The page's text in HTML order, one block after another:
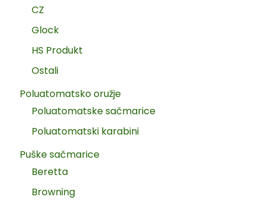
CZ
Glock
HS Produkt
Ostali
Poluatomatsko oružje
Poluatomatske sačmarice
Poluatomatski karabini
Puške sačmarice
Beretta
Browning